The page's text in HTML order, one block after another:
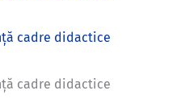
cadre didactice
cadre didactice